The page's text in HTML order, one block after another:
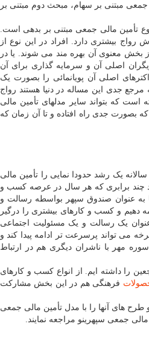
تأمین مالی جمعی مبتنی بر سهام، مبحث دوم مبتنی بر
تأمین مالی جمعی مبتنی بر بدهی است.
بیشتری دارد. افراد در این نوع از
بخش معنوی آن بهره مند می شوند. یا در
اصلی آن و سرمایه گذاری برای آن
اصلی آن پویانمائی را بصورت یک
جدی این مساله در دنیا هستند رواج
که بتواند سایر مدلهای تأمین مالی
بصورت جدی راه افتاده و تا آن زمان که
یک رشد حدودا نمایی را تأمین مالی
چند برابری که هر سال در عرصه کسب و
عنوان صندوق سپهر بواسطه رسالت و
دهیم و کسب و کارهای بیشتری را درگیر
عنوان یک رسالت و یک مسئولیت اجتماعی
می تواند پرسرعت تر ادامه پیدا کند و
مهر با ناشران دیگری هم در ارتباط
را داشته ایم. از انواع کسب و کارهای
فرهنگی هم در این بخش مشارکت
و طرح های آنها را با مدل تأمین مالی جمعی
جمعی سپهرینو مراجعه نمایند.